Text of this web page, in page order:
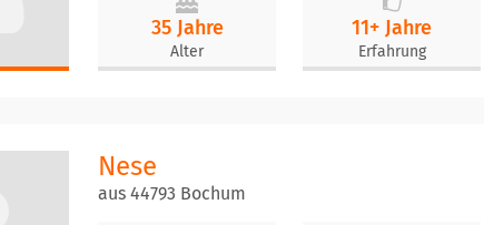
35 Jahre
Alter
11+ Jahre
Erfahrung
Nese
aus 44793 Bochum